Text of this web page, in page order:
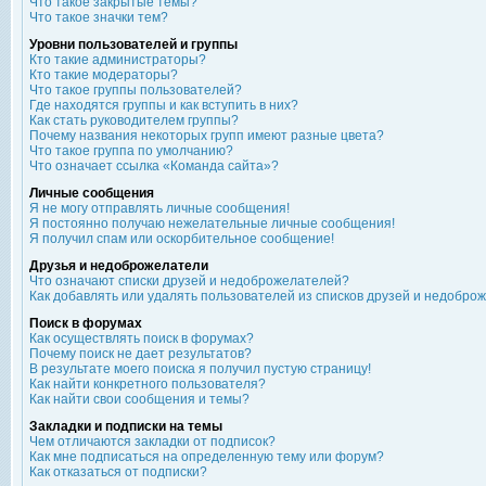
Что такое значки тем?
Уровни пользователей и группы
Кто такие администраторы?
Кто такие модераторы?
Что такое группы пользователей?
Где находятся группы и как вступить в них?
Как стать руководителем группы?
Почему названия некоторых групп имеют разные цвета?
Что такое группа по умолчанию?
Что означает ссылка «Команда сайта»?
Личные сообщения
Я не могу отправлять личные сообщения!
Я постоянно получаю нежелательные личные сообщения!
Я получил спам или оскорбительное сообщение!
Друзья и недоброжелатели
Что означают списки друзей и недоброжелателей?
Как добавлять или удалять пользователей из списков друзей и
Поиск в форумах
Как осуществлять поиск в форумах?
Почему поиск не дает результатов?
В результате моего поиска я получил пустую страницу!
Как найти конкретного пользователя?
Как найти свои сообщения и темы?
Закладки и подписки на темы
Чем отличаются закладки от подписок?
Как мне подписаться на определенную тему или форум?
Как отказаться от подписки?